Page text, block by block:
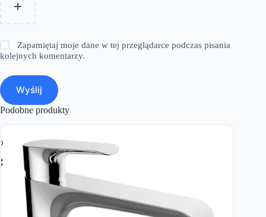
Zapamiętaj moje dane w tej przeglądarce podczas pisania
kolejnych komentarzy.
Wyślij
Podobne produkty